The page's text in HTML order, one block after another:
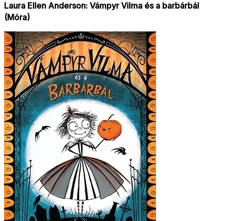
Laura Ellen Anderson: Vámpyr Vilma és a barbárbál
(Móra)